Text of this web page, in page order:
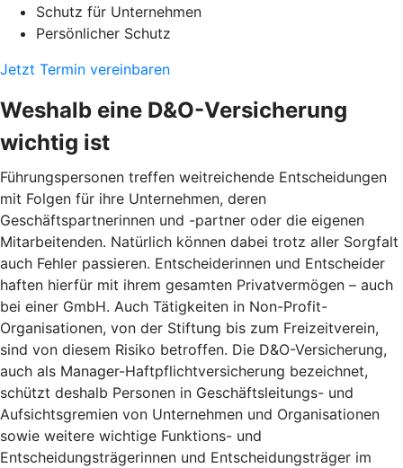
Schutz für Unternehmen
Persönlicher Schutz
Jetzt Termin vereinbaren
Weshalb eine D&O-Versicherung
wichtig ist
Führungspersonen treffen weitreichende Entscheidungen
mit Folgen für ihre Unternehmen, deren
Geschäftspartnerinnen und -partner oder die eigenen
Mitarbeitenden. Natürlich können dabei trotz aller Sorgfalt
auch Fehler passieren. Entscheiderinnen und Entscheider
haften hierfür mit ihrem gesamten Privatvermögen – auch
bei einer GmbH. Auch Tätigkeiten in Non-Profit-
Organisationen, von der Stiftung bis zum Freizeitverein,
sind von diesem Risiko betroffen. Die D&O-Versicherung,
auch als Manager-Haftpflichtversicherung bezeichnet,
schützt deshalb Personen in Geschäftsleitungs- und
Aufsichtsgremien von Unternehmen und Organisationen
sowie weitere wichtige Funktions- und
Entscheidungsträgerinnen und Entscheidungsträger im